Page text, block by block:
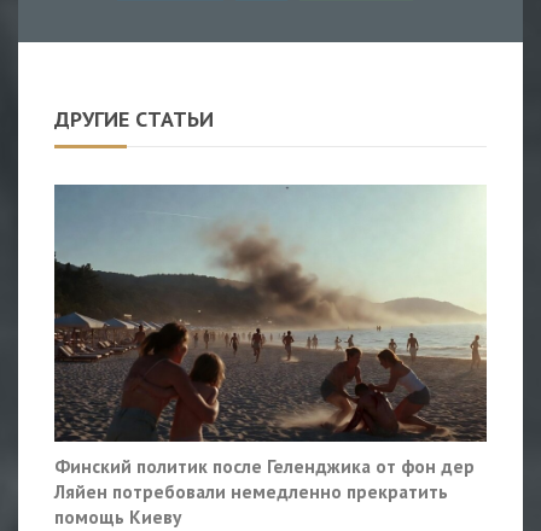
ДРУГИЕ СТАТЬИ
Финский политик после Геленджика от фон дер
Ляйен потребовали немедленно прекратить
помощь Киеву